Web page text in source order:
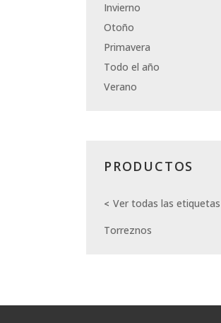
Invierno
Otoño
Primavera
Todo el año
Verano
PRODUCTOS
Ver todas las etiquetas
Torreznos